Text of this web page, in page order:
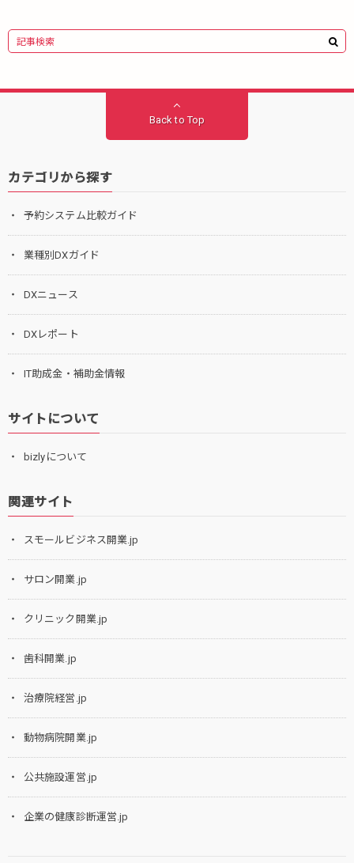
Back to Top
カテゴリから探す
予約システム比較ガイド
業種別DXガイド
DXニュース
DXレポート
IT助成金・補助金情報
サイトについて
bizlyについて
関連サイト
スモールビジネス開業.jp
サロン開業.jp
クリニック開業.jp
歯科開業.jp
治療院経営.jp
動物病院開業.jp
公共施設運営.jp
企業の健康診断運営.jp